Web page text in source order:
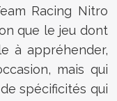
Racing Nitro
que le jeu dont
à appréhender,
mais qui
spécificités qui